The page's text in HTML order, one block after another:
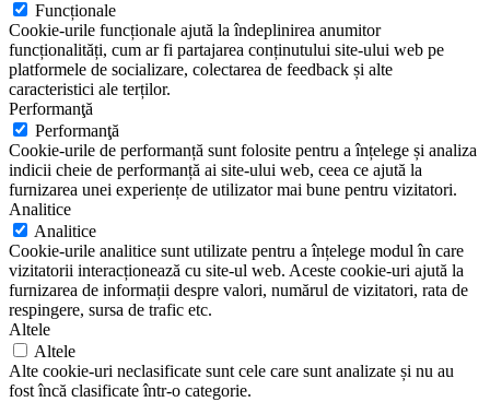
Funcționale
Cookie-urile funcționale ajută la îndeplinirea anumitor
funcționalități, cum ar fi partajarea conținutului site-ului web pe
platformele de socializare, colectarea de feedback și alte
caracteristici ale terților.
Performanţă
Performanţă
Cookie-urile de performanță sunt folosite pentru a înțelege și analiza
indicii cheie de performanță ai site-ului web, ceea ce ajută la
furnizarea unei experiențe de utilizator mai bune pentru vizitatori.
Analitice
Analitice
Cookie-urile analitice sunt utilizate pentru a înțelege modul în care
vizitatorii interacționează cu site-ul web. Aceste cookie-uri ajută la
furnizarea de informații despre valori, numărul de vizitatori, rata de
respingere, sursa de trafic etc.
Altele
Altele
Alte cookie-uri neclasificate sunt cele care sunt analizate și nu au
fost încă clasificate într-o categorie.